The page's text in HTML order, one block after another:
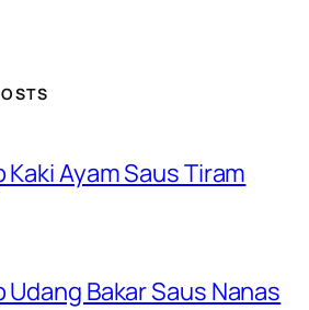
Kaki Ayam Saus Tiram
Udang Bakar Saus Nanas